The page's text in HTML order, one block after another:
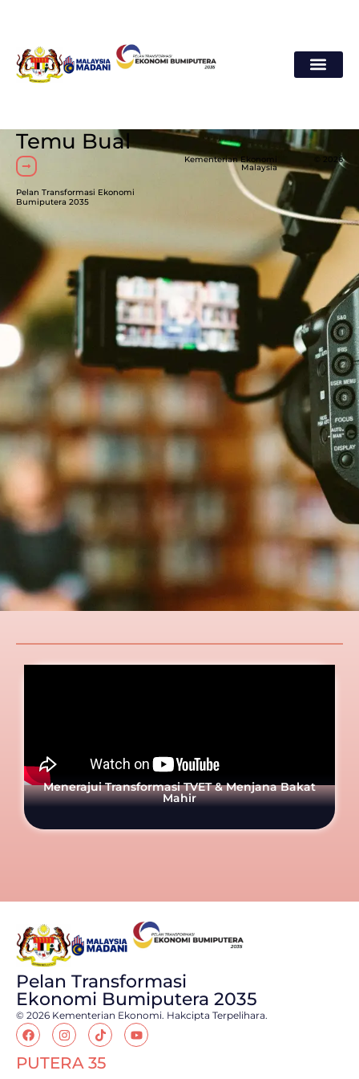
Temu Bual
Pelan Transformasi Ekonomi
Bumiputera 2035
Kementerian Ekonomi
Malaysia
© 2026
Menerajui Transformasi TVET & Menjana Bakat
Mahir
Pelan Transformasi
Ekonomi Bumiputera 2035
© 2026 Kementerian Ekonomi. Hakcipta Terpelihara.
PUTERA 35